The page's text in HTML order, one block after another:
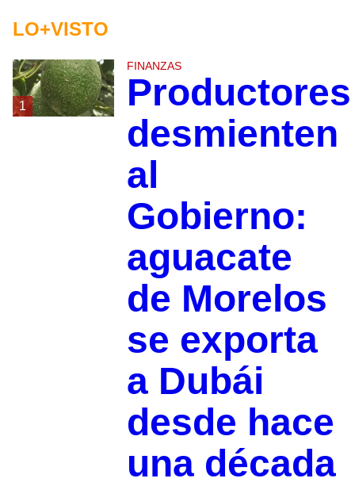
LO+VISTO
1
FINANZAS
Productores
desmienten
al
Gobierno:
aguacate
de Morelos
se exporta
a Dubái
desde hace
una década